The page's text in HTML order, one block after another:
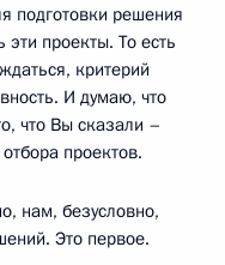
подготовки решения
эти проекты. То есть
критерий
И думаю, что
что Вы сказали –
проектов.
нам, безусловно,
Это первое.